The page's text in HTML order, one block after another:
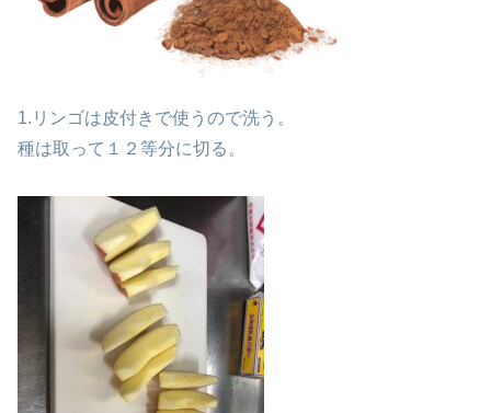
1.リンゴは皮付きで使うので洗う。
種は取って１２等分に切る。